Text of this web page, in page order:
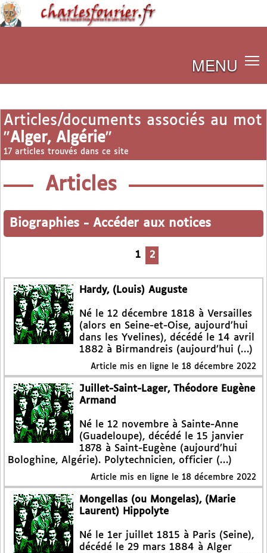
MENU
Articles/documents associés au mot
"Alger, Algérie"
17 articles trouvés dans ce site
Articles
Biographies - Accéder aux notices
1 2
Hardy, (Louis) Auguste
Né le 12 décembre 1818 à Versailles
(alors en Seine-et-Oise, aujourd’hui
dans les Yvelines), décédé le 14 avril
1882 à Birmandreis (aujourd’hui (…)
Article mis en ligne le 18 décembre 2022
Juillet-Saint-Lager, Théodore Eugène
Armand
Né le 12 novembre à Sainte-Anne
(Guadeloupe), décédé le 15 janvier
1878 à Saint-Eugène (aujourd’hui
Bologhine, Algérie). Polytechnicien, officier (…)
Article mis en ligne le 18 décembre 2022
Mongellas (ou Mongelas), (Marie
Laurent) Hippolyte
Né le 1er juillet 1815 à Paris (Seine),
décédé le 29 mars 1884 à Alger